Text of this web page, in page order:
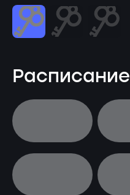
Расписание